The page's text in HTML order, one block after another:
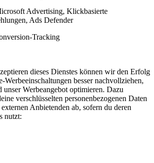
Advertising, Klickbasierte
Ads Defender
Tracking
dieses Dienstes können wir den Erfolg
Werbeeinschaltungen besser nachvollziehen,
unser Werbeangebot optimieren. Dazu
verschlüsselten personenbezogenen Daten
Anbietenden ab, sofern du deren
nutzt: